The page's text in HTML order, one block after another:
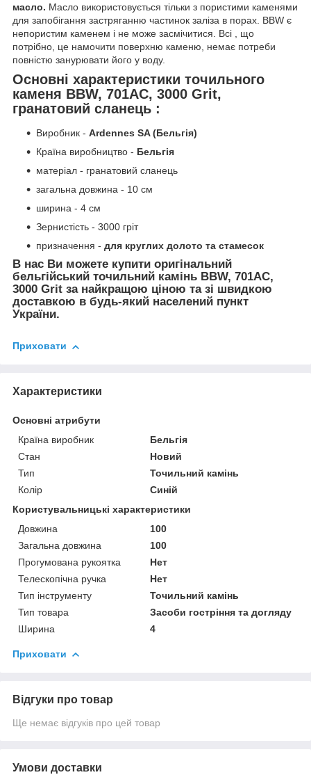
масло. Масло використовується тільки з пористими каменями
для запобігання застряганню частинок заліза в порах. BBW є
непористим каменем і не може засмічитися. Всі , що
потрібно, це намочити поверхню каменю, немає потреби
повністю занурювати його у воду.
Основні характеристики точильного
каменя BBW, 701AC, 3000 Grit,
гранатовий сланець :
Виробник - Ardennes SA (Бельгія)
Країна виробництво - Бельгія
матеріал - гранатовий сланець
загальна довжина - 10 см
ширина - 4 см
Зернистість - 3000 гріт
призначення - для круглих долото та стамесок
В нас Ви можете купити оригінальний
бельгійський точильний камінь BBW, 701AC,
3000 Grit за найкращою ціною та зі швидкою
доставкою в будь-який населений пункт
України.
Приховати
Характеристики
Основні атрибути
Країна виробник
Бельгія
Стан
Новий
Тип
Точильний камінь
Колір
Синій
Користувальницькі характеристики
Довжина
100
Загальна довжина
100
Прогумована рукоятка
Нет
Телескопічна ручка
Нет
Тип інструменту
Точильний камінь
Тип товара
Засоби гостріння та догляду
Ширина
4
Приховати
Відгуки про товар
Ще немає відгуків про цей товар
Умови доставки